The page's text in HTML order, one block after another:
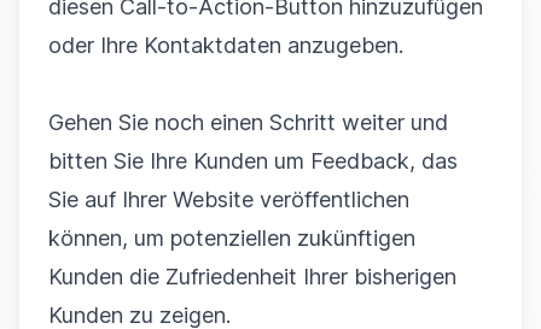
diesen Call-to-Action-Button hinzuzufügen
oder Ihre Kontaktdaten anzugeben.
Gehen Sie noch einen Schritt weiter und
bitten Sie Ihre Kunden um Feedback, das
Sie auf Ihrer Website veröffentlichen
können, um potenziellen zukünftigen
Kunden die Zufriedenheit Ihrer bisherigen
Kunden zu zeigen.